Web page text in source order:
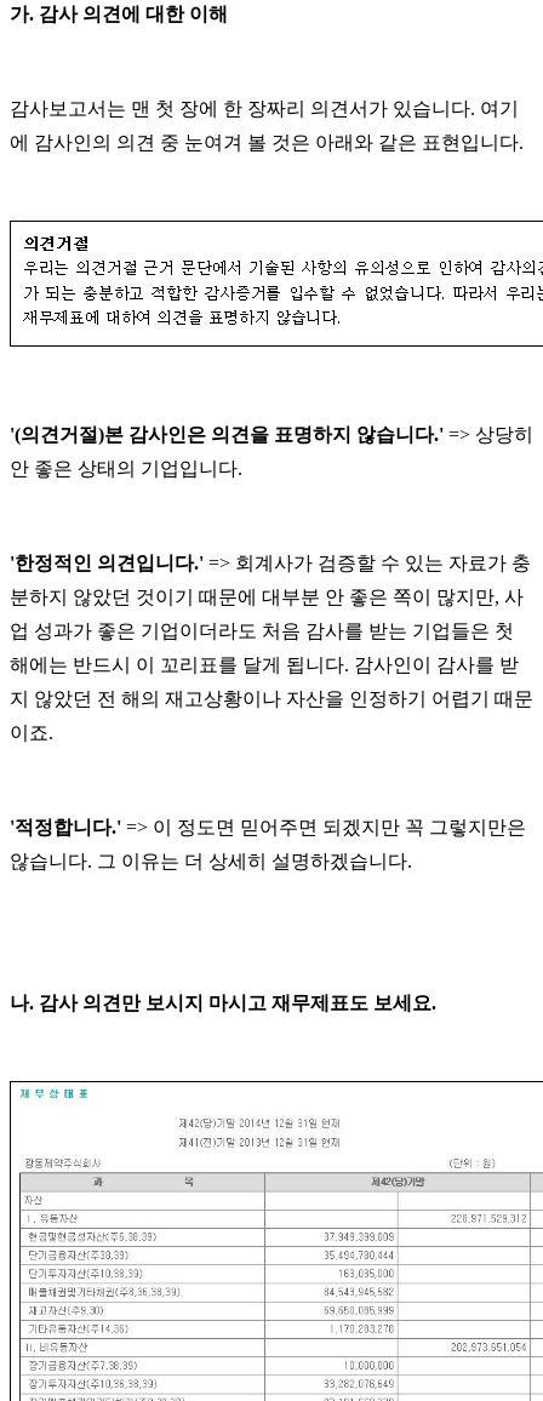
가. 감사 의견에 대한 이해
감사보고서는 맨 첫 장에 한 장짜리 의견서가 있습니다. 여기
에 감사인의 의견 중 눈여겨 볼 것은 아래와 같은 표현입니다.
'(의견거절)본 감사인은 의견을 표명하지 않습니다.' => 상당히
안 좋은 상태의 기업입니다.
'한정적인 의견입니다.' => 회계사가 검증할 수 있는 자료가 충
분하지 않았던 것이기 때문에 대부분 안 좋은 쪽이 많지만, 사
업 성과가 좋은 기업이더라도 처음 감사를 받는 기업들은 첫
해에는 반드시 이 꼬리표를 달게 됩니다. 감사인이 감사를 받
지 않았던 전 해의 재고상황이나 자산을 인정하기 어렵기 때문
이죠.
'적정합니다.' => 이 정도면 믿어주면 되겠지만 꼭 그렇지만은
않습니다. 그 이유는 더 상세히 설명하겠습니다.
나. 감사 의견만 보시지 마시고 재무제표도 보세요.